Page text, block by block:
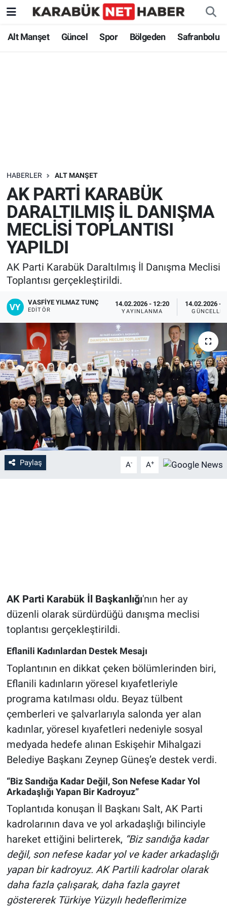
Alt Manşet Güncel Spor Bölgeden Safranbolu
HABERLER ALT MANŞET
AK PARTİ KARABÜK
DARALTILMIŞ İL DANIŞMA
MECLİSİ TOPLANTISI
YAPILDI
AK Parti Karabük Daraltılmış İl Danışma Meclisi
Toplantısı gerçekleştirildi.
VASFIYE YILMAZ TUNÇ
EDITÖR
14.02.2026 - 12:20
YAYINLANMA
14.02.2026 -
Paylaş A- A+
AK Parti Karabük İl Başkanlığı'nın her ay
düzenli olarak sürdürdüğü danışma meclisi
toplantısı gerçekleştirildi.
Eflanili Kadınlardan Destek Mesajı
Toplantının en dikkat çeken bölümlerinden biri,
Eflanili kadınların yöresel kıyafetleriyle
programa katılması oldu. Beyaz tülbent
çemberleri ve şalvarlarıyla salonda yer alan
kadınlar, yöresel kıyafetleri nedeniyle sosyal
medyada hedefe alınan Eskişehir Mihalgazi
Belediye Başkanı Zeynep Güneş’e destek verdi.
“Biz Sandığa Kadar Değil, Son Nefese Kadar Yol
Arkadaşlığı Yapan Bir Kadroyuz”
Toplantıda konuşan İl Başkanı Salt, AK Parti
kadrolarının dava ve yol arkadaşlığı bilinciyle
hareket ettiğini belirterek, “Biz sandığa kadar
değil, son nefese kadar yol ve kader arkadaşlığı
yapan bir kadroyuz. AK Partili kadrolar olarak
daha fazla çalışarak, daha fazla gayret
göstererek Türkiye Yüzyılı hedeflerimize